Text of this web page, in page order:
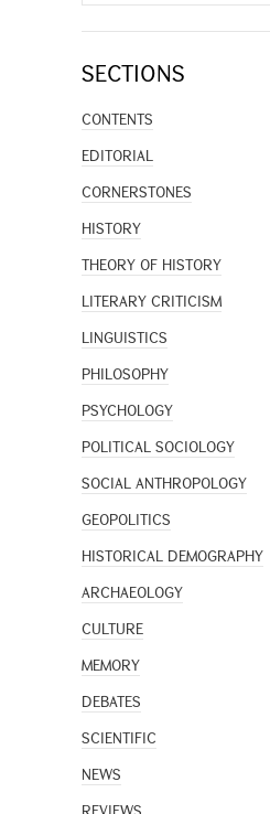
SECTIONS
CONTENTS
EDITORIAL
CORNERSTONES
HISTORY
THEORY OF HISTORY
LITERARY CRITICISM
LINGUISTICS
PHILOSOPHY
PSYCHOLOGY
POLITICAL SOCIOLOGY
SOCIAL ANTHROPOLOGY
GEOPOLITICS
HISTORICAL DEMOGRAPHY
ARCHAEOLOGY
CULTURE
MEMORY
DEBATES
SCIENTIFIC
NEWS